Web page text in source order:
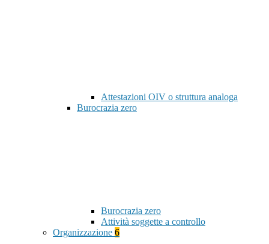
Attestazioni OIV o struttura analoga
Burocrazia zero
Burocrazia zero
Attività soggette a controllo
Organizzazione 6